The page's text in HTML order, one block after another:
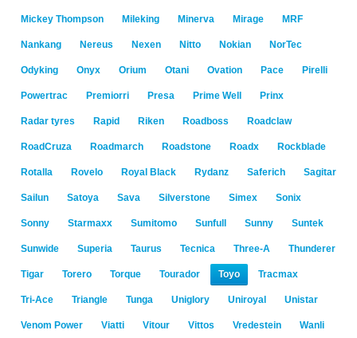
Mickey Thompson Mileking Minerva Mirage MRF
Nankang Nereus Nexen Nitto Nokian NorTec
Odyking Onyx Orium Otani Ovation Pace Pirelli
Powertrac Premiorri Presa Prime Well Prinx
Radar tyres Rapid Riken Roadboss Roadclaw
RoadCruza Roadmarch Roadstone Roadx Rockblade
Rotalla Rovelo Royal Black Rydanz Saferich Sagitar
Sailun Satoya Sava Silverstone Simex Sonix
Sonny Starmaxx Sumitomo Sunfull Sunny Suntek
Sunwide Superia Taurus Tecnica Three-A Thunderer
Tigar Torero Torque Tourador Toyo Tracmax
Tri-Ace Triangle Tunga Uniglory Uniroyal Unistar
Venom Power Viatti Vitour Vittos Vredestein Wanli